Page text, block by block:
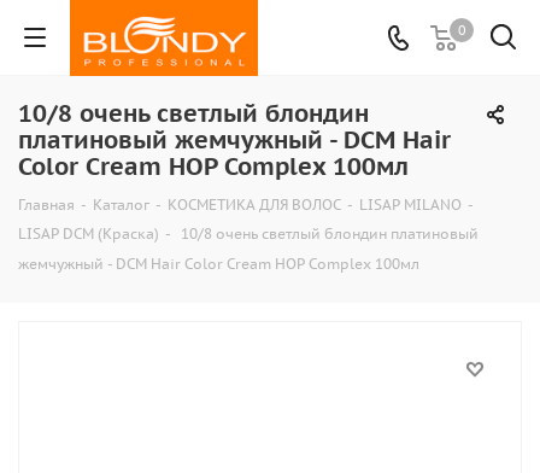
0
10/8 очень светлый блондин
платиновый жемчужный - DCM Hair
Color Cream HOP Complex 100мл
Главная - Каталог - КОСМЕТИКА ДЛЯ ВОЛОС - LISAP MILANO -
LISAP DCM (Краска) -
10/8 очень светлый блондин платиновый
жемчужный - DCM Hair Color Cream HOP Complex 100мл